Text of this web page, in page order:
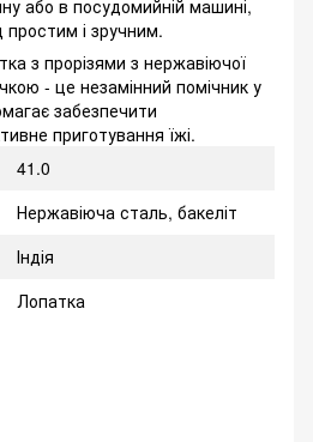
або в посудомийній машині,
і зручним.
з прорізями з нержавіючої
- це незамінний помічник у
забезпечити
приготування їжі.
41.0
Нержавіюча сталь, бакеліт
Індія
Лопатка